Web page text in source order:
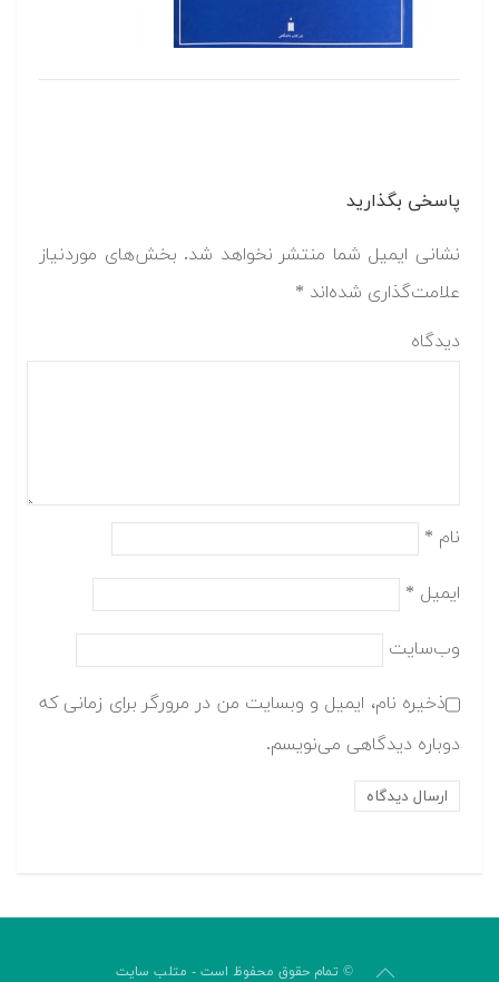
پاسخی بگذارید
نشانی ایمیل شما منتشر نخواهد شد. بخش‌های موردنیاز
علامت‌گذاری شده‌اند *
دیدگاه
نام *
ایمیل *
وب‌سایت
ذخیره نام، ایمیل و وبسایت من در مرورگر برای زمانی که
دوباره دیدگاهی می‌نویسم.
© تمام حقوق محفوظ است - متلب سایت